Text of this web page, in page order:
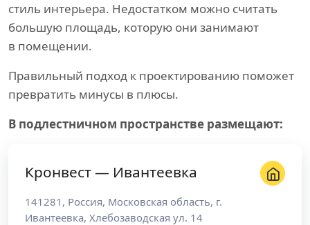
стиль интерьера. Недостатком можно считать
большую площадь, которую они занимают
в помещении.
Правильный подход к проектированию поможет
превратить минусы в плюсы.
В подлестничном пространстве размещают:
Кронвест — Ивантеевка
141281 , Россия, Московская область, г.
Ивантеевка, Хлебозаводская ул. 14